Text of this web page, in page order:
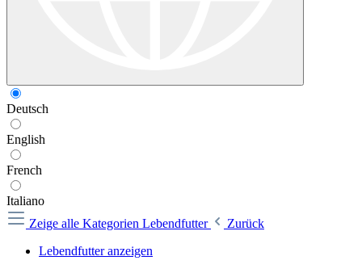
Deutsch
English
French
Italiano
Zeige alle Kategorien Lebendfutter
Zurück
Lebendfutter anzeigen